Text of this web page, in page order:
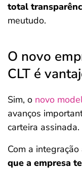
total
meutudo.
O novo
CLT é
Sim, o novo
avanços
carteira assinada.
Com a integração
que a empresa